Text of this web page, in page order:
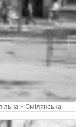
- Смілянська